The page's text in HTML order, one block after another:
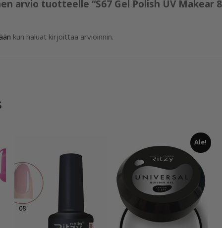
arvio tuotteelle “S67 Gel Polish UV Makear
kun haluat kirjoittaa arvioinnin.
Ale!